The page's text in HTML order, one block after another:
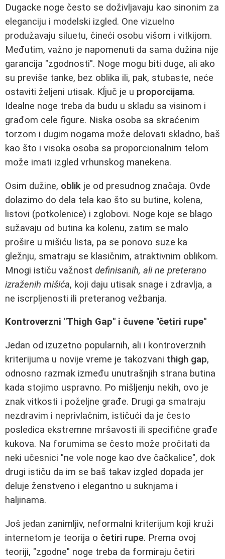
Dugacke noge često se doživljavaju kao sinonim za
eleganciju i modelski izgled. One vizuelno
produžavaju siluetu, čineći osobu višom i vitkijom.
Međutim, važno je napomenuti da sama dužina nije
garancija "zgodnosti". Noge mogu biti duge, ali ako
su previše tanke, bez oblika ili, pak, stubaste, neće
ostaviti željeni utisak. Kĺjuč je u proporcijama.
Idealne noge treba da budu u skladu sa visinom i
građom cele figure. Niska osoba sa skraćenim
torzom i dugim nogama može delovati skladno, baš
kao što i visoka osoba sa proporcionalnim telom
može imati izgled vrhunskog manekena.
Osim dužine, oblik je od presudnog značaja. Ovde
dolazimo do dela tela kao što su butine, kolena,
listovi (potkolenice) i zglobovi. Noge koje se blago
sužavaju od butina ka kolenu, zatim se malo
prošire u mišiću lista, pa se ponovo suze ka
gležnju, smatraju se klasičnim, atraktivnim oblikom.
Mnogi ističu važnost definisanih, ali ne preterano
izraženih mišića, koji daju utisak snage i zdravlja, a
ne iscrpljenosti ili preteranog vežbanja.
Kontroverzni "Thigh Gap" i čuvene "četiri rupe"
Jedan od izuzetno popularnih, ali i kontroverznih
kriterijuma u novije vreme je takozvani thigh gap,
odnosno razmak između unutrašnjih strana butina
kada stojimo uspravno. Po mišljenju nekih, ovo je
znak vitkosti i poželjne građe. Drugi ga smatraju
nezdravim i neprivlačnim, ističući da je često
posledica ekstremne mršavosti ili specifične građe
kukova. Na forumima se često može pročitati da
neki učesnici "ne vole noge kao dve čačkalice", dok
drugi ističu da im se baš takav izgled dopada jer
deluje ženstveno i elegantno u suknjama i
haljinama.
Još jedan zanimljiv, neformalni kriterijum koji kruži
internetom je teorija o četiri rupe. Prema ovoj
teoriji, "zgodne" noge treba da formiraju četiri